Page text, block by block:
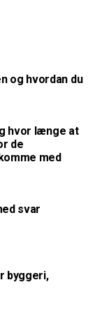
og hvordan du
hvor længe at
de
med
svar
byggeri,